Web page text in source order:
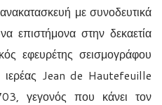
με συνοδευτικά
επιστήμονα στην δεκαετία
εφευρέτης σεισμογράφου
ιερέας Jean de Hautefeuille
γεγονός που κάνει τον